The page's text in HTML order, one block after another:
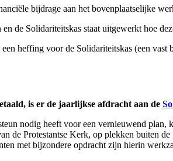
bijdrage aan het bovenplaatselijke
de Solidariteitskas staat uitgewerkt hoe
heffing voor de Solidariteitskas (een vast
is er de jaarlijkse afdracht aan de
nodig heeft voor een vernieuwend plan,
de Protestantse Kerk, op plekken buiten
met bijzondere opdracht zijn hierin